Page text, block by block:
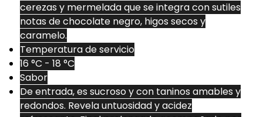
cerezas y mermelada que se integra con sutiles
notas de chocolate negro, higos secos y
caramelo.
Temperatura de servicio
16 °C - 18 °C
Sabor
De entrada, es sucroso y con taninos amables y
redondos. Revela untuosidad y acidez